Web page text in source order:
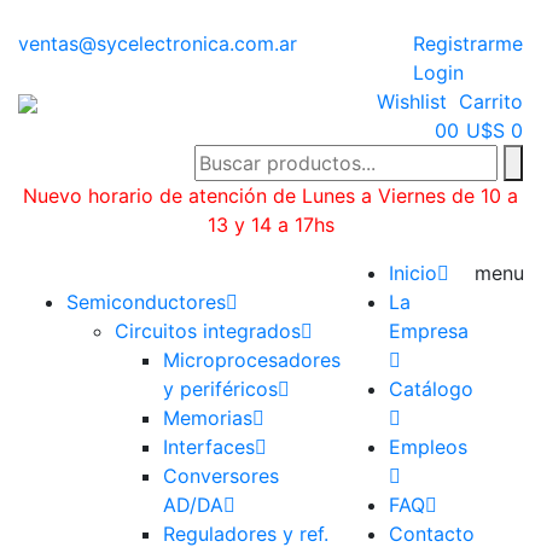
ventas@sycelectronica.com.ar
Registrarme
Login
Wishlist
00
Carrito
U$S 0
Nuevo horario de atención de Lunes a Viernes de 10 a
13 y 14 a 17hs
Semiconductores
Circuitos integrados
Microprocesadores
y periféricos
Memorias
Interfaces
Conversores
AD/DA
Reguladores y ref.
Inicio
La
Empresa
Catálogo
Empleos
FAQ
Contacto
menu